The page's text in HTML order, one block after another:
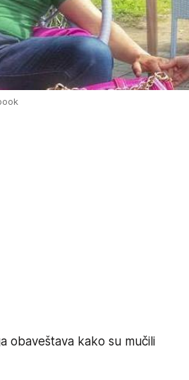
obaveštava kako su mučili